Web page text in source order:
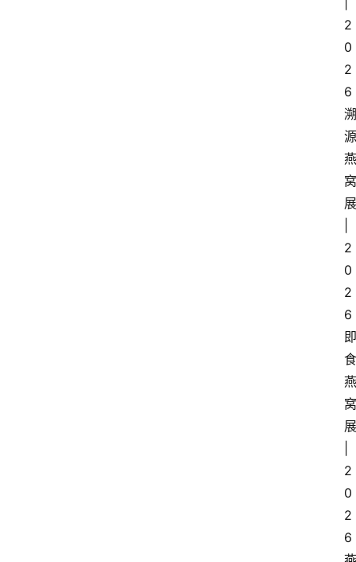
2
0
2
6
溯
源
燕
窝
展
2
0
2
6
即
食
燕
窝
展
2
0
2
6